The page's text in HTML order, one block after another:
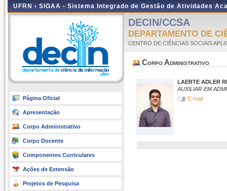
UFRN › SIGAA - Sistema Integrado de Gestão de Atividades
Página Oficial
Apresentação
Corpo Administrativo
Corpo Docente
Componentes Curriculares
Ações de Extensão
Projetos de Pesquisa
DECIN/CCSA
DEPARTAMENTO DE
CENTRO DE CIÊNCIAS SOCIAIS
Corpo Administrativo
LAERTE ADLER
AUXILIAR EM
E-mail